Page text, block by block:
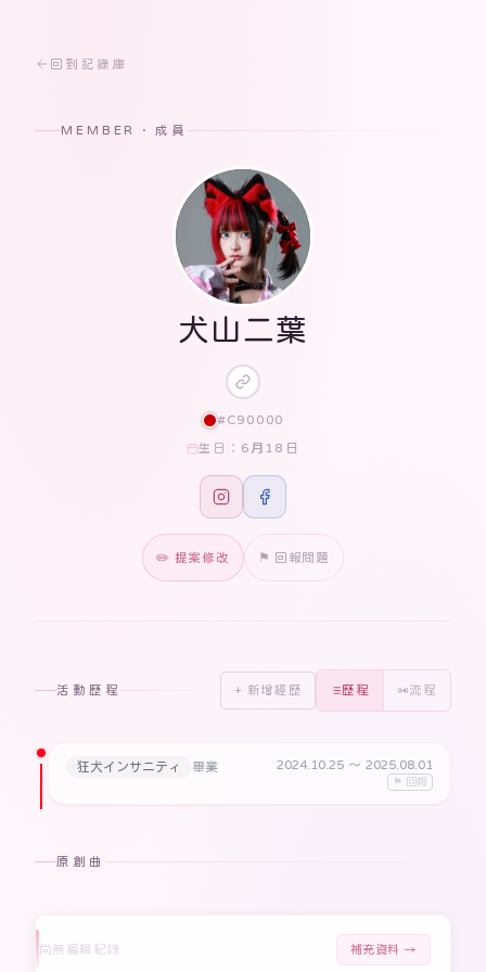
回到記錄庫
MEMBER · 成員
犬山二葉
#C90000
生日： 6月18日
✏️ 提案修改 ⚑ 回報問題
活動歷程 + 新增經歷 歷程 流程
狂犬インサニティ 畢業 2024.10.25 〜 2025.08.01
⚑ 回報
原創曲
尚無編輯紀錄 補充資料 →